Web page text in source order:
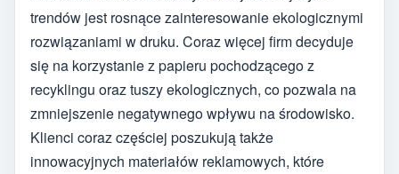
trendów jest rosnące zainteresowanie ekologicznymi
rozwiązaniami w druku. Coraz więcej firm decyduje
się na korzystanie z papieru pochodzącego z
recyklingu oraz tuszy ekologicznych, co pozwala na
zmniejszenie negatywnego wpływu na środowisko.
Klienci coraz częściej poszukują także
innowacyjnych materiałów reklamowych, które